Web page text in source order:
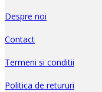
Despre noi
Contact
Termeni si conditii
Politica de retururi